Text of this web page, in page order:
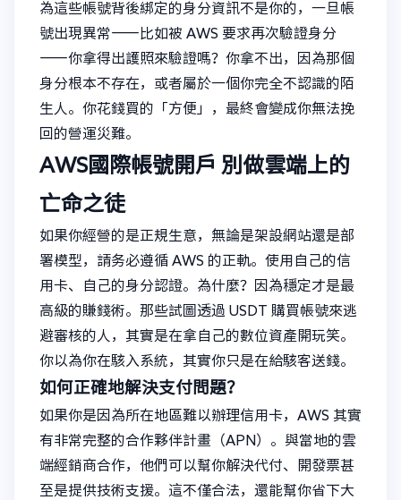
為這些帳號背後綁定的身分資訊不是你的，一旦帳
號出現異常——比如被 AWS 要求再次驗證身分
——你拿得出護照來驗證嗎？你拿不出，因為那個
身分根本不存在，或者屬於一個你完全不認識的陌
生人。你花錢買的「方便」，最終會變成你無法挽
回的營運災難。
AWS國際帳號開戶 別做雲端上的
亡命之徒
如果你經營的是正規生意，無論是架設網站還是部
署模型，請务必遵循 AWS 的正軌。使用自己的信
用卡、自己的身分認證。為什麼？因為穩定才是最
高級的賺錢術。那些試圖透過 USDT 購買帳號來逃
避審核的人，其實是在拿自己的數位資產開玩笑。
你以為你在駭入系統，其實你只是在給駭客送錢。
如何正確地解決支付問題？
如果你是因為所在地區難以辦理信用卡，AWS 其實
有非常完整的合作夥伴計畫（APN）。與當地的雲
端經銷商合作，他們可以幫你解決代付、開發票甚
至是提供技術支援。這不僅合法，還能幫你省下大